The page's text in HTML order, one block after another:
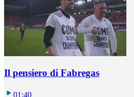
Il pensiero di Fabregas
01:40